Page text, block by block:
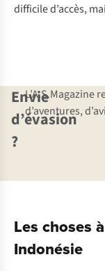
difficile d’accès,
Envie
d’évasion
?
L’A.S.Magazine
d’aventures,
Les choses
Indonésie